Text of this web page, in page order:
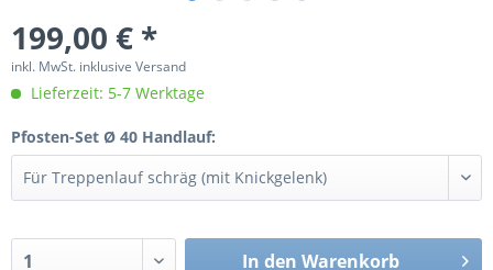
199,00 € *
inkl. MwSt. inklusive Versand
Lieferzeit: 5-7 Werktage
Pfosten-Set Ø 40 Handlauf:
In den Warenkorb